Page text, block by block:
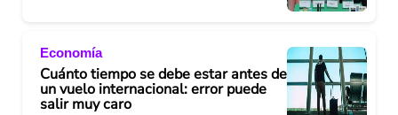
Economía
Cuánto tiempo se debe estar antes de
un vuelo internacional: error puede
salir muy caro